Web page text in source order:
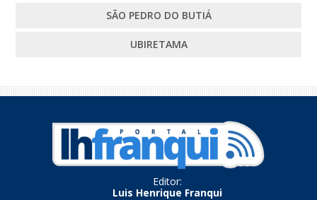
SÃO PEDRO DO BUTIÁ
UBIRETAMA
Editor:
Luis Henrique Franqui